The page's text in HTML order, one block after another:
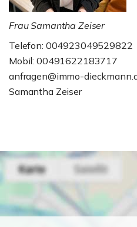
Frau Samantha Zeiser
Telefon: 004923049529822
Mobil: 00491622183717
anfragen@immo-
Samantha Zeiser